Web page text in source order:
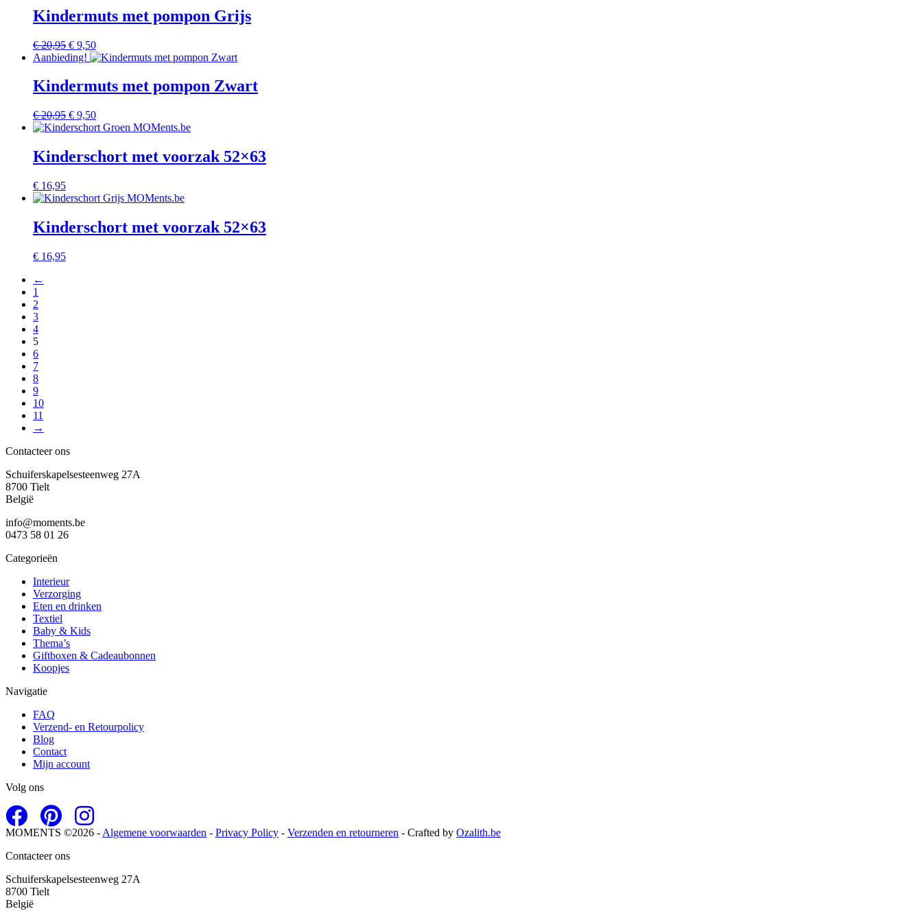
€ 9,50.
Kindermuts met pompon Grijs
€20,95 Oorspronkelijke
prijs
€ 20,95.
€ 9,50Huidige
prijs
€ 9,50.
Aanbieding!
Kindermuts met pompon Zwart
€20,95 Oorspronkelijke
prijs
€ 20,95.
€ 9,50Huidige
prijs
€ 9,50.
Kinderschort met voorzak 52×63
€ 16,95
Kinderschort met voorzak 52×63
€ 16,95
←
1
2
3
4
5
6
7
8
9
10
11
→
Contacteer ons
Schuiferskapelsesteenweg 27A
8700 Tielt
België
info@moments.be
0473 58 01 26
Categorieën
Interieur
Verzorging
Eten en drinken
Textiel
Baby & Kids
Thema’s
Giftboxen & Cadeaubonnen
Koopjes
Navigatie
FAQ
Verzend- en Retourpolicy
Blog
Contact
Mijn account
Volg ons
MOMENTS ©2026 - Algemene voorwaarden - Privacy Policy - Verzenden en retourneren - Crafted by Ozalith.be
Contacteer ons
Schuiferskapelsesteenweg 27A
8700 Tielt
België